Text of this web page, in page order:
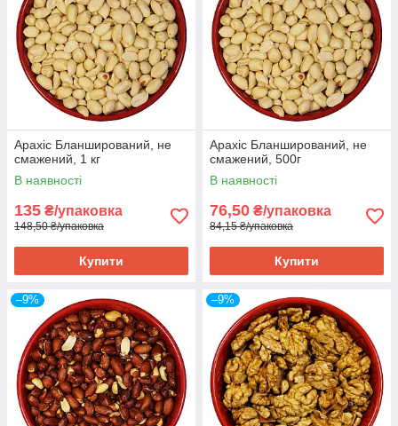
Арахіс Бланширований, не
смажений, 1 кг
В наявності
135 ₴/упаковка
148,50 ₴/упаковка
Купити
Арахіс Бланширований, не
смажений, 500г
В наявності
76,50 ₴/упаковка
84,15 ₴/упаковка
Купити
–9% –9%